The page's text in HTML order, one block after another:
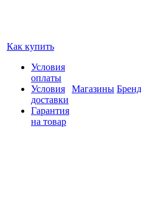
Как купить
Условия
оплаты
Условия
доставки
Гарантия
на товар
Магазины